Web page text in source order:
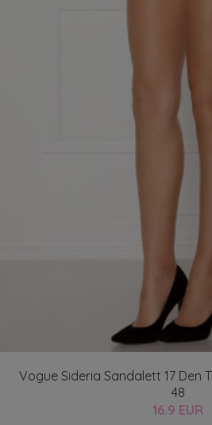
Vogue Sideria Sandalett 17 Den
48
16.9 EUR